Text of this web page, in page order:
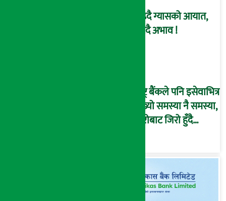
बढ्दै ग्यासको आयात,
हट्दै अभाव !
राष्ट्र बैंकले पनि इसेवाभित्र
देख्यो समस्या नै समस्या,
हिरोबाट जिरो हुँदै